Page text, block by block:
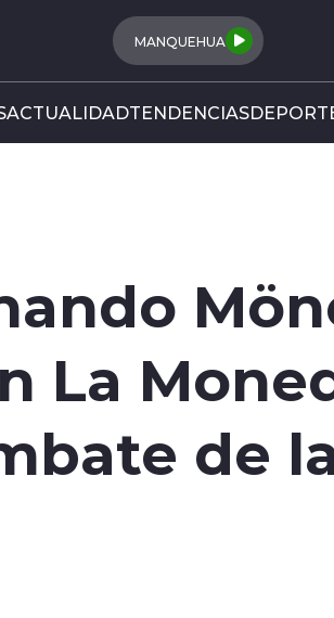
MANQUEHUA
ACTUALIDADTENDENCIAS
La
de